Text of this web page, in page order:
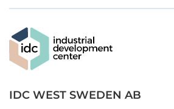
IDC WEST SWEDEN AB